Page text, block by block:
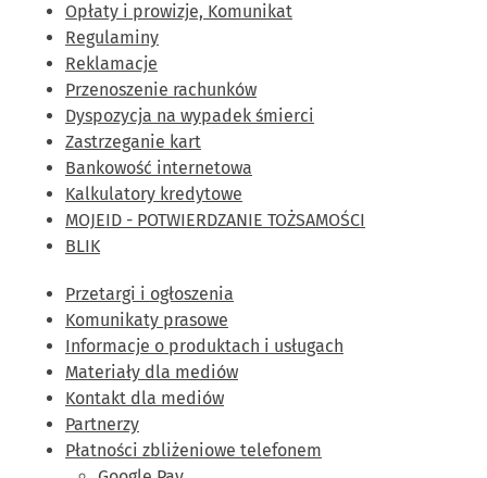
Opłaty i prowizje, Komunikat
Regulaminy
Reklamacje
Przenoszenie rachunków
Dyspozycja na wypadek śmierci
Zastrzeganie kart
Bankowość internetowa
Kalkulatory kredytowe
MOJEID - POTWIERDZANIE TOŻSAMOŚCI
BLIK
Przetargi i ogłoszenia
Komunikaty prasowe
Informacje o produktach i usługach
Materiały dla mediów
Kontakt dla mediów
Partnerzy
Płatności zbliżeniowe telefonem